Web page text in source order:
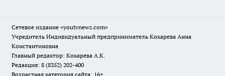
Сетевое издание «youtvnews.com»
Учредитель Индивидуальный предприниматель Кокарева Анна
Константиновна
Главный редактор: Кокарева А.К.
Редакция: 8 (8352) 202-400
Возрастная категория сайта: 16+